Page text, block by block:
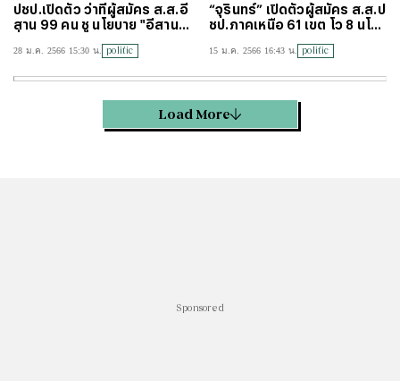
ปชป.เปิดตัว ว่าที่ผู้สมัคร ส.ส.อี
สาน 99 คน ชู นโยบาย "อีสานเ
28 ม.ค. 2566 15:30 น. politic
“จุรินทร์” เปิดตัวผู้สมัคร ส.ส.ป
ชป.ภาคเหนือ 61 เขต โว 8 นโย
15 ม.ค. 2566 16:43 น. politic
Load More
Sponsored